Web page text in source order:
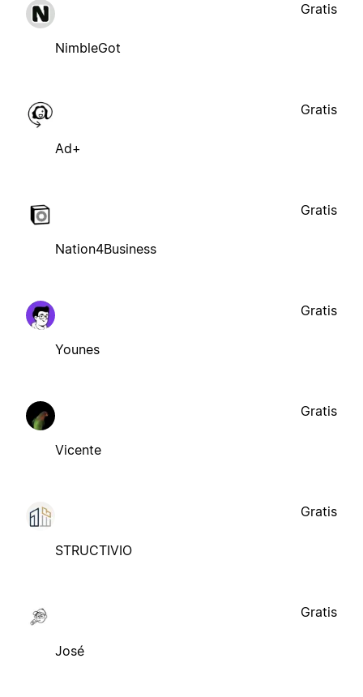
NimbleGot
Gratis
Ad+
Gratis
Nation4Business
Gratis
Younes
Gratis
Vicente
Gratis
STRUCTIVIO
Gratis
José
Gratis